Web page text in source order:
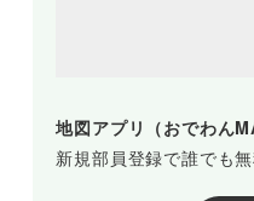
地図アプリ（おでわん
新規部員登録で誰でも